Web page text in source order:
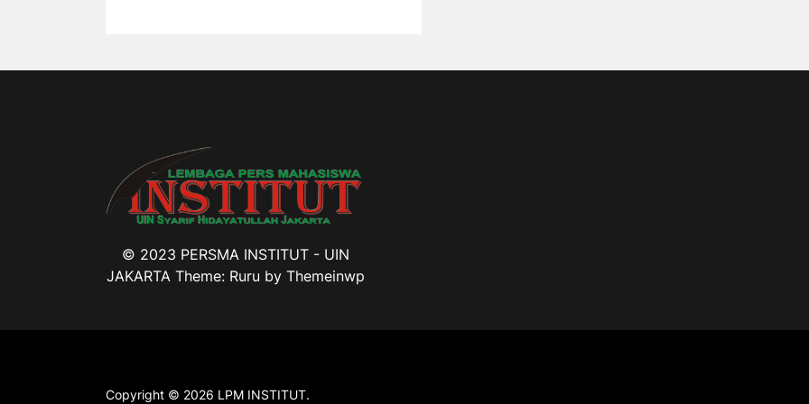
© 2023 PERSMA INSTITUT - UIN
JAKARTA Theme: Ruru by Themeinwp
Copyright © 2026 LPM INSTITUT.